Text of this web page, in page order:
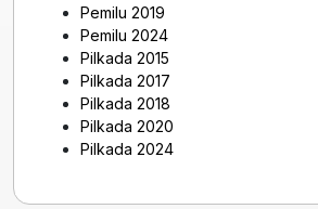
Pemilu 2019
Pemilu 2024
Pilkada 2015
Pilkada 2017
Pilkada 2018
Pilkada 2020
Pilkada 2024